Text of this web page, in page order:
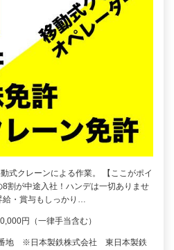
式クレーンによる作業。 【ここがポイ
割が中途入社！ハンデは一切ありませ
・賞与もしっかり…
円（一律手当含む）
地 ※日本製鉄株式会社 東日本製鉄